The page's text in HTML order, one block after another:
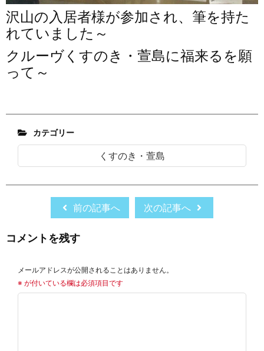
沢山の入居者様が参加され、筆を持た
れていました～
クルーヴくすのき・萱島に福来るを願
って～
カテゴリー
くすのき・萱島
前の記事へ 次の記事へ
コメントを残す
メールアドレスが公開されることはありません。
※ が付いている欄は必須項目です